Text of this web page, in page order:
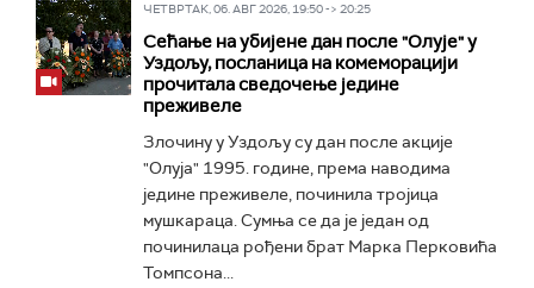
ЧЕТВРТАК, 06. АВГ 2026, 19:50 -> 20:25
Сећање на убијене дан после "Олује" у
Уздољу, посланица на комеморацији
прочитала сведочење једине
преживеле
Злочину у Уздољу су дан после акције
"Олуја" 1995. године, према наводима
једине преживеле, починила тројица
мушкараца. Сумња се да је један од
починилаца рођени брат Марка Перковића
Томпсона...